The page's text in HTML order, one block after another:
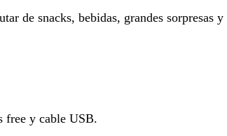
de snacks, bebidas, grandes sorpresas
free y cable USB.